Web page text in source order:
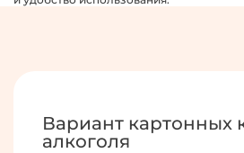
Вариант картонных
алкоголя